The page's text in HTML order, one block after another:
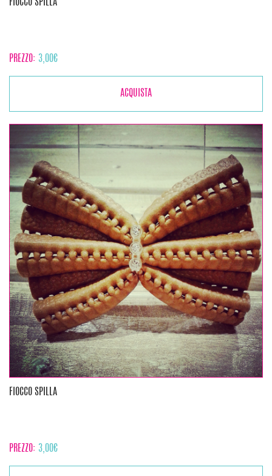
FIOCCO SPILLA
PREZZO: 3,00€
ACQUISTA
FIOCCO SPILLA
PREZZO: 3,00€